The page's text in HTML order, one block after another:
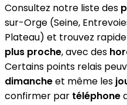
Consultez notre liste des
sur-Orge (Seine,
Plateau) et trouvez
plus proche, avec des
Certains points relais
dimancheet même les
confirmer par téléphone